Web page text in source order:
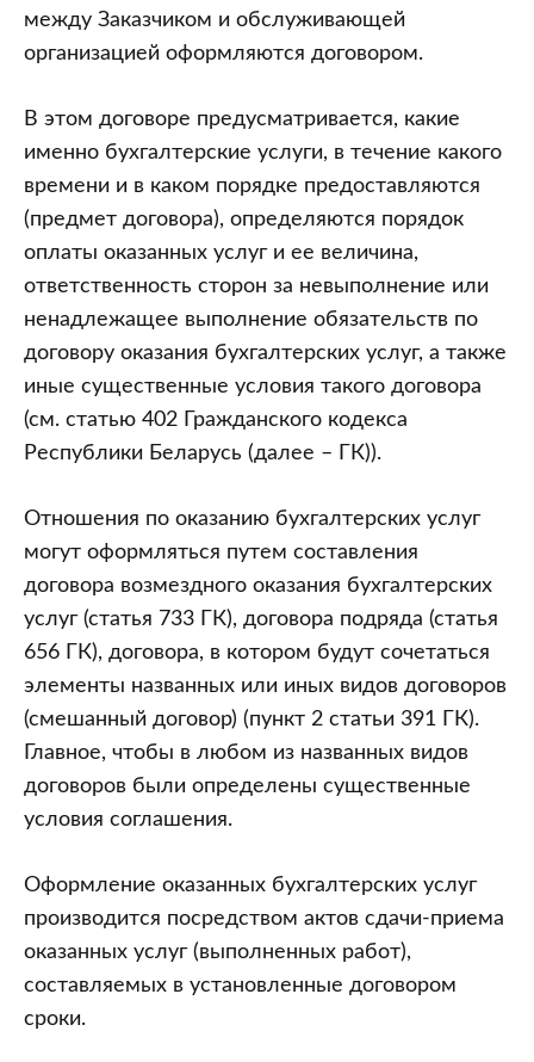
между Заказчиком и обслуживающей
организацией оформляются договором.
В этом договоре предусматривается, какие
именно бухгалтерские услуги, в течение какого
времени и в каком порядке предоставляются
(предмет договора), определяются порядок
оплаты оказанных услуг и ее величина,
ответственность сторон за невыполнение или
ненадлежащее выполнение обязательств по
договору оказания бухгалтерских услуг, а также
иные существенные условия такого договора
(см. статью 402 Гражданского кодекса
Республики Беларусь (далее – ГК)).
Отношения по оказанию бухгалтерских услуг
могут оформляться путем составления
договора возмездного оказания бухгалтерских
услуг (статья 733 ГК), договора подряда (статья
656 ГК), договора, в котором будут сочетаться
элементы названных или иных видов договоров
(смешанный договор) (пункт 2 статьи 391 ГК).
Главное, чтобы в любом из названных видов
договоров были определены существенные
условия соглашения.
Оформление оказанных бухгалтерских услуг
производится посредством актов сдачи-приема
оказанных услуг (выполненных работ),
составляемых в установленные договором
сроки.